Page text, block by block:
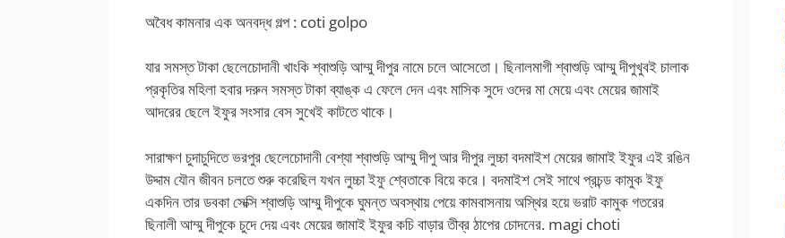
অবৈধ কামনার এক অনবদ্ধ গল্প : coti golpo
যার সমস্ত টাকা ছেলেচোদানী খাংকি শ্বাশুড়ি আম্মু দীপুর নামে চলে আসেতো। ছিনালমাগী শ্বাশুড়ি আম্মু দীপুখুবই চালাক
প্রকৃতির মহিলা হবার দরুন সমস্ত টাকা ব্যাঙ্ক এ ফেলে দেন এবং মাসিক সুদে ওদের মা মেয়ে এবং মেয়ের জামাই
আদরের ছেলে ইফুর সংসার বেস সুখেই কাটতে থাকে।
সারাক্ষণ চুদাচুদিতে ভরপুর ছেলেচোদানী বেশ্যা শ্বাশুড়ি আম্মু দীপু আর দীপুর লুচ্চা বদমাইশ মেয়ের জামাই ইফুর এই রঙিন
উদ্দাম যৌন জীবন চলতে শুরু করেছিল যখন লুচ্চা ইফু শ্বেতাকে বিয়ে করে। বদমাইশ সেই সাথে প্রচন্ড কামুক ইফু
একদিন তার ডবকা সেক্সি শ্বাশুড়ি আম্মু দীপুকে ঘুমন্ত অবস্থায় পেয়ে কামবাসনায় অস্থির হয়ে ভরাট কামুক গতরের
ছিনালী আম্মু দীপুকে চুদে দেয় এবং মেয়ের জামাই ইফুর কচি বাড়ার তীব্র ঠাপের চোদনের. magi choti